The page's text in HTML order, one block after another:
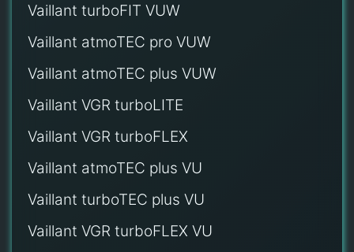
Vaillant turboFIT VUW
Vaillant atmoTEC pro VUW
Vaillant atmoTEC plus VUW
Vaillant VGR turboLITE
Vaillant VGR turboFLEX
Vaillant atmoTEC plus VU
Vaillant turboTEC plus VU
Vaillant VGR turboFLEX VU